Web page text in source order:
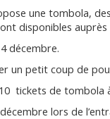
une tombola,
disponibles auprès
décembre.
un petit coup de
tickets de tombola
lors de